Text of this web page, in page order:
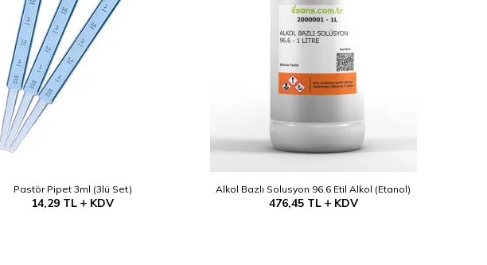
Pastör Pipet 3ml (3lü Set)
14,29 TL KDV
Alkol Bazlı Solusyon 96.6 Etil Alkol (Etanol)
476,45TL KDV